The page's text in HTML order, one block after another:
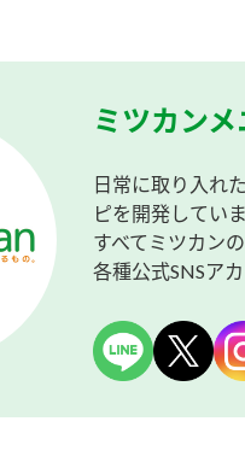
ミツカン
日常に取り入れ
ピを開発していま
すべてミツカン
各種公式SNSア